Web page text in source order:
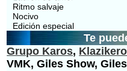
Ritmo salvaje
Nocivo
Edición especial
Te
Grupo Karos,
VMK, Giles Show,